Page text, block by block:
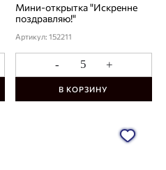
Мини-открытка "Искренне
поздравляю!"
Артикул: 152211
- +
В КОРЗИНУ